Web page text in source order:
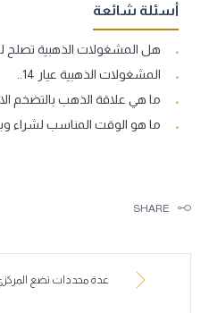
أسئلة شائعة
هل المشغولات الذهبية تصلح
المشغولات الذهبية عيار 14..
ما هي علاقة الذهب بالتضخم
ما هو الوقت المناسب لشراء
SHARE
عدة محددات تضع